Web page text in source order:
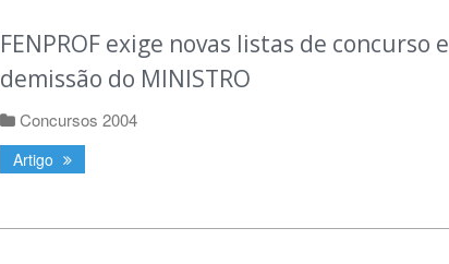
FENPROF exige novas listas de concurso e
demissão do MINISTRO
Concursos 2004
Artigo